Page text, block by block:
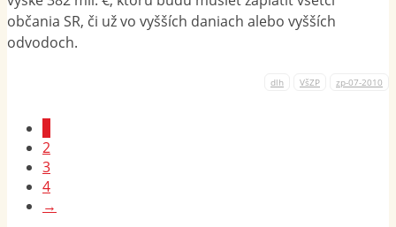
občania SR, či už vo vyšších daniach alebo vyšších
odvodoch.
dlh VšZP zp-07-2010
2
3
4
→